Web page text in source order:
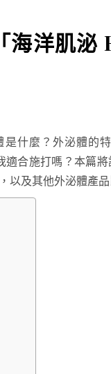
洋肌泌
什麼？外泌體的
合施打嗎？本篇
及其他外泌體產